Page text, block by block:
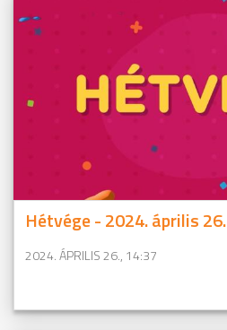
Hétvége - 2024. április 26.
2024. ÁPRILIS 26., 14:37